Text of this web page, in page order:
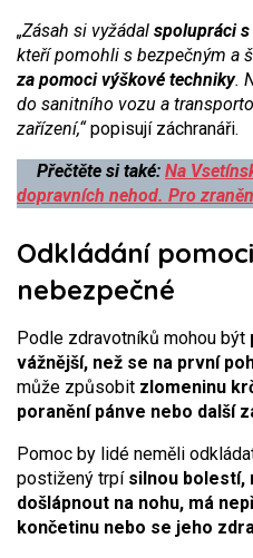
„Zásah si vyžádal spolupráci
kteří pomohli s bezpečným a
za pomoci výškové techniky.
do sanitního vozu a
zařízení,“popisují záchranáři.
Přečtěte si také: Na
dopravních nehod. Pro
Odkládání
nebezpečné
Podle zdravotníků mohou být
vážnější, než se na první
může způsobit zlomeninu
poranění pánve nebo další
Pomoc by lidé neměli
postižený trpí silnou bolestí,
došlápnout na nohu, má
končetinu nebo se jeho